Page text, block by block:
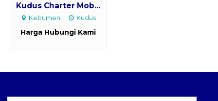
Kudus Charter Mob...
Kebumen Kudus
Harga Hubungi Kami